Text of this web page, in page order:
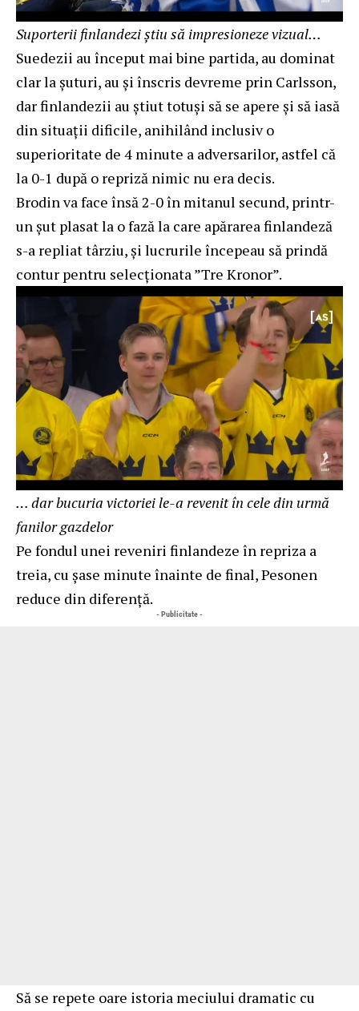
Suporterii finlandezi știu să impresioneze vizual…
Suedezii au început mai bine partida, au dominat
clar la șuturi, au și înscris devreme prin Carlsson,
dar finlandezii au știut totuși să se apere și să iasă
din situații dificile, anihilând inclusiv o
superioritate de 4 minute a adversarilor, astfel că
la 0-1 după o repriză nimic nu era decis.
Brodin va face însă 2-0 în mitanul secund, printr-
un șut plasat la o fază la care apărarea finlandeză
s-a repliat târziu, și lucrurile începeau să prindă
contur pentru selecționata ”Tre Kronor”.
… dar bucuria victoriei le-a revenit în cele din urmă
fanilor gazdelor
Pe fondul unei reveniri finlandeze în repriza a
treia, cu șase minute înainte de final, Pesonen
reduce din diferență.
- Publicitate -
Să se repete oare istoria meciului dramatic cu